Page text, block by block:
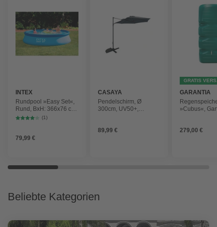
INTEX
Rundpool »Easy Set«,
Rund, BxH: 366x76 cm,
blau
(1)
79,99 €
CASAYA
Pendelschirm, Ø
300cm, UV50+,
89,99 €
GRATIS
GARANTIA
»Cubus«,
279,00 €
Beliebte Kategorien